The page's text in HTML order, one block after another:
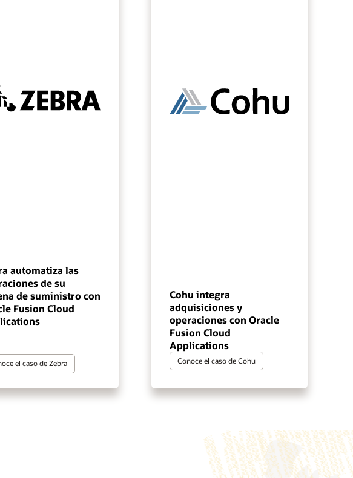
automatiza las
de su
de suministro con
Fusion Cloud
el caso de Zebra
Cohu integra
adquisiciones y
operaciones con Oracle
Fusion Cloud
Applications
Conoce el caso de Cohu